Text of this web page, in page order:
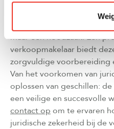
het verkoopproces.
maar een noodzaak. Een
verkoopmakelaar biedt
zorgvuldige voorbereiding
Van het voorkomen van
oplossen van geschillen:
een veilige en succesvolle
contact op om te ervaren
juridische zekerheid bij de